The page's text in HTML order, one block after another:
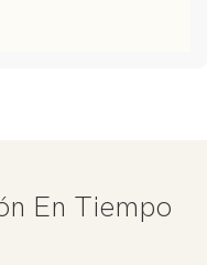
En Tiempo